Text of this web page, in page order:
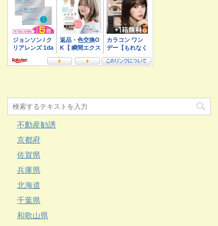
不動産勧誘
京都府
佐賀県
兵庫県
北海道
千葉県
和歌山県